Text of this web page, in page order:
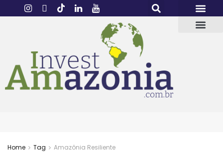
Home Tag Amazônia Resiliente